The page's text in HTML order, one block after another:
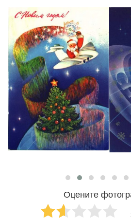
Оцените